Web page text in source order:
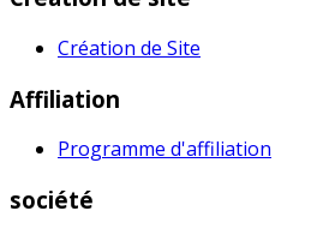
Création de Site
Affiliation
Programme d'affiliation
société